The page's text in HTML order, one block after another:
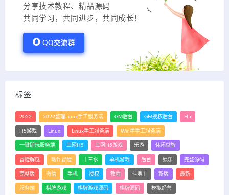
分享技术教程、精品源码
共同学习，共同进步，共同成长！
QQ交流群
标签
2022 2022整理Linux手工服务端 GM后台 GM授权后台 H5
H5游戏 Linux Linux手工服务端 Win半手工服务端
一键即玩服务端 三网H5 三网H5游戏 乐游 休闲益智
冒险解谜 动作冒险 十三水 单机游戏 后台 娱乐 完整源码
完整版 微信 手机 授权 教程 斗地主 新版 最新
服务端 棋牌游戏 棋牌游戏源码 棋牌源码 模拟经营